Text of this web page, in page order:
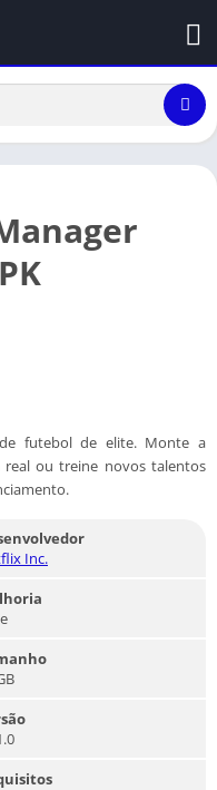
futebol de elite. Monte a
real ou treine novos talentos
Inc.